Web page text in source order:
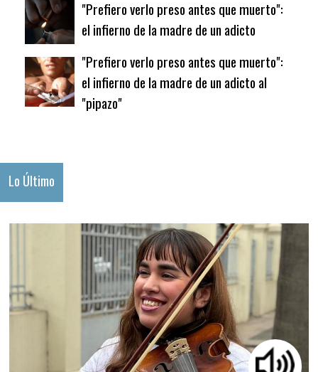
"Prefiero verlo preso antes que muerto":
el infierno de la madre de un adicto
"Prefiero verlo preso antes que muerto":
el infierno de la madre de un adicto al
"pipazo"
Lo Último